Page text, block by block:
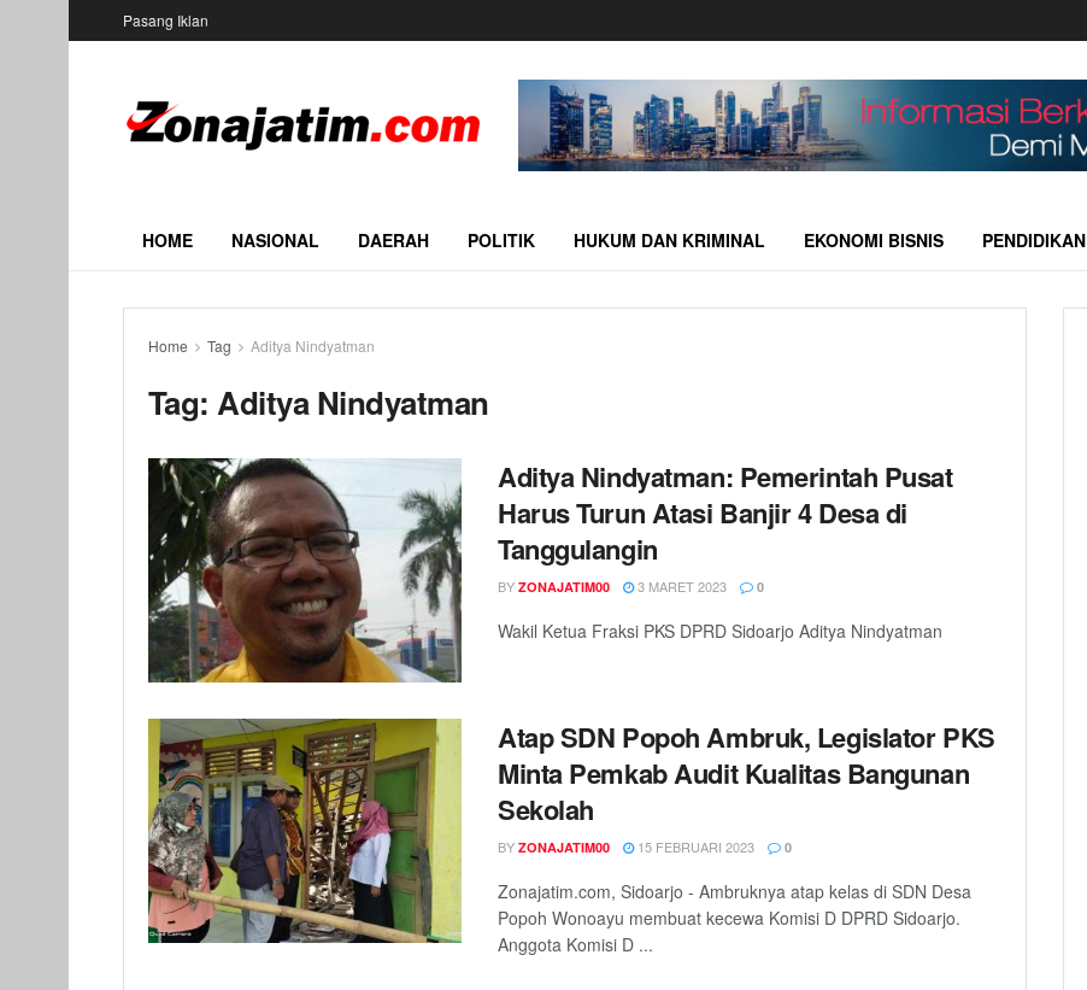
Pasang Iklan
HOME NASIONAL DAERAH POLITIK HUKUM DAN KRIMINAL EKONOMI BISNIS PENDIDIKAN
Home Tag Aditya Nindyatman
Tag:Aditya Nindyatman
Aditya Nindyatman: Pemerintah Pusat
Harus Turun Atasi Banjir 4 Desa di
Tanggulangin
BY ZONAJATIM00 3 MARET 2023 0
Wakil Ketua Fraksi PKS DPRD Sidoarjo Aditya Nindyatman
Atap SDN Popoh Ambruk, Legislator PKS
Minta Pemkab Audit Kualitas Bangunan
Sekolah
BY ZONAJATIM00 15 FEBRUARI 2023 0
Zonajatim.com, Sidoarjo - Ambruknya atap kelas di SDN Desa
Popoh Wonoayu membuat kecewa Komisi D DPRD Sidoarjo.
Anggota Komisi D ...